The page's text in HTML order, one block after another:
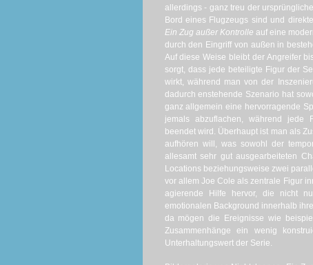
allerdings - ganz treu der
Bord eines Flugzeugs sind und
Ein Zug außer Kontrolle auf eine
durch den Eingriff von außen in
Auf diese Weise bleibt der Angreifer
sorgt, dass jede beteiligte Figur der
wirkt, während man von der
dadurch enstehende Szenario hat
ganz allgemein eine hervorragende
jemals abzuflachen, während jede
beendet wird. Überhaupt ist man als
aufhören will, was sowohl der
allesamt sehr gut ausgearbeiteten
Locations beziehungsweise zwei
vor allem Joe Cole als zentrale Figur
agierende Hilfe hervor, die nicht
emotionalen Background innerhalb
da mögen die Ereignisse wie
Zusammenhänge ein wenig
Unterhaltungswert der Serie.